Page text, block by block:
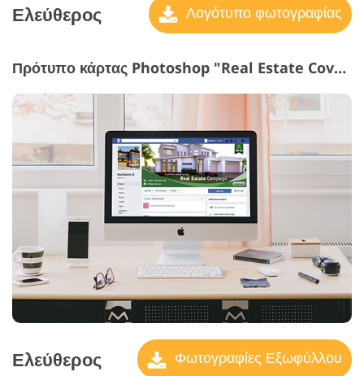
Ελεύθερος Λογότυπο φωτογραφίας
Πρότυπο κάρτας Photoshop "Real Estate Cover Photos"
Ελεύθερος Φωτογραφίες Εξωφύλλου